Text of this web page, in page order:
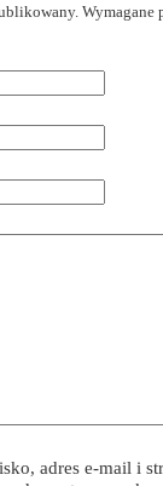
Wymagane
adres e-mail i